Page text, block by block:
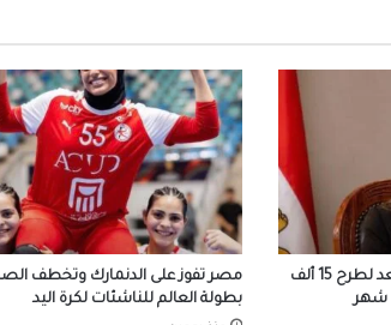
بيزيرا يخبر الزمالك برغبته في الانتقال إلى
أهلي دبي الإماراتي
المسلماني يهدي سفير أندونيسيا أغاني أم
وكتاب ماسبيرو “إسلام بلا أحزاب”صندوق الإسكان الاجتماعي يستعد لطرح 15 ألف
شهر
مصر تفوز على الدنمارك وتخطف
بطولة العالم للناشئات لكرة اليد